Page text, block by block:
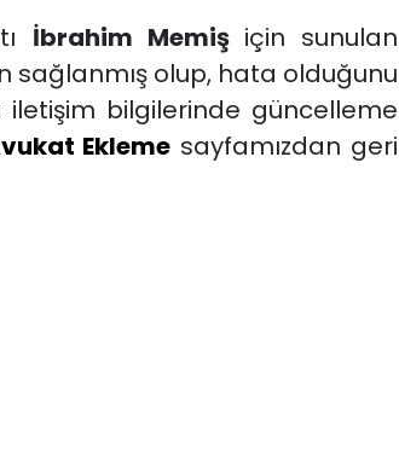
İbrahim Memiş için sunulan
sağlanmış olup, hata olduğunu
iletişim bilgilerinde güncelleme
Ekleme sayfamızdan geri